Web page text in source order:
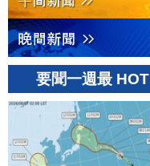
要聞一週最 HOT